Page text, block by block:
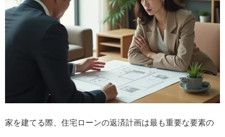
家を建てる際、住宅ローンの返済計画は最も重要な要素の